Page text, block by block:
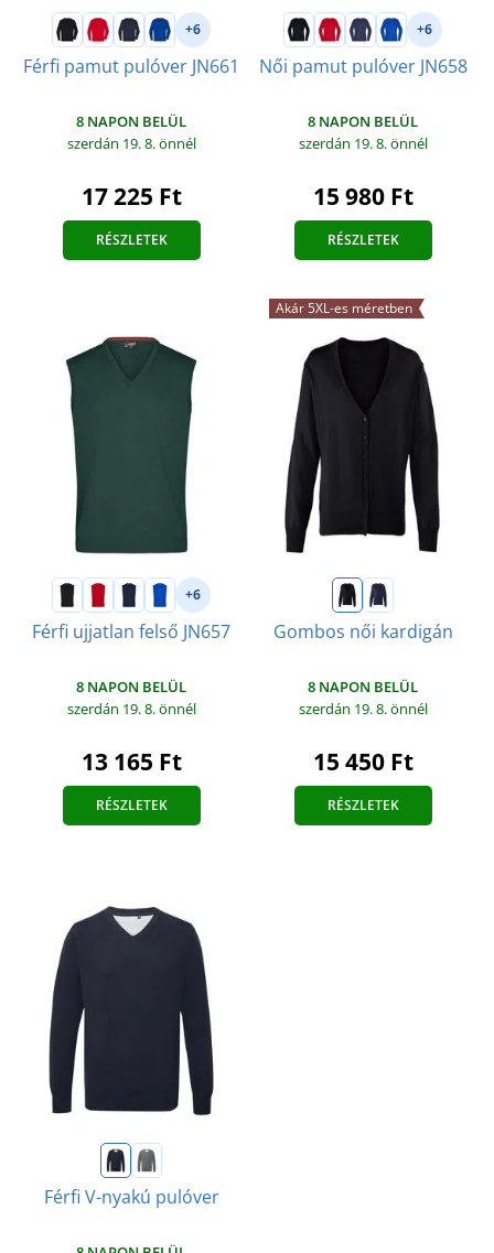
+6
Férfi pamut pulóver JN661
8 NAPON BELÜL
szerdán 19. 8.önnél
17 225 Ft
RÉSZLETEK
+6
Női pamut pulóver JN658
8 NAPON BELÜL
szerdán 19. 8.önnél
15 980 Ft
RÉSZLETEK
+6
Férfi ujjatlan felső JN657
8 NAPON BELÜL
szerdán 19. 8.önnél
13 165 Ft
RÉSZLETEK
Akár 5XL-es méretben
Gombos női kardigán
8 NAPON BELÜL
szerdán 19. 8.önnél
15 450 Ft
RÉSZLETEK
Férfi V-nyakú pulóver